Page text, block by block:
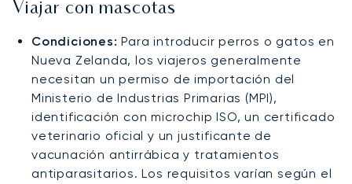
Viajar con mascotas
Condiciones: Para introducir perros o gatos en
Nueva Zelanda, los viajeros generalmente
necesitan un permiso de importación del
Ministerio de Industrias Primarias (MPI),
identificación con microchip ISO, un certificado
veterinario oficial y un justificante de
vacunación antirrábica y tratamientos
antiparasitarios. Los requisitos varían según el